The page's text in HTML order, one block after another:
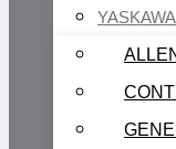
YASKAWA